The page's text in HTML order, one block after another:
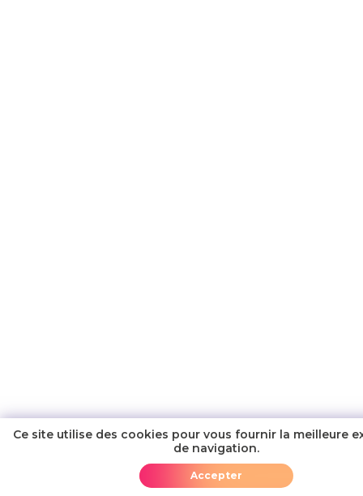
Ajouter au panier
Ce site utilise des cookies pour vous fournir la meilleure
de navigation.
Accepter